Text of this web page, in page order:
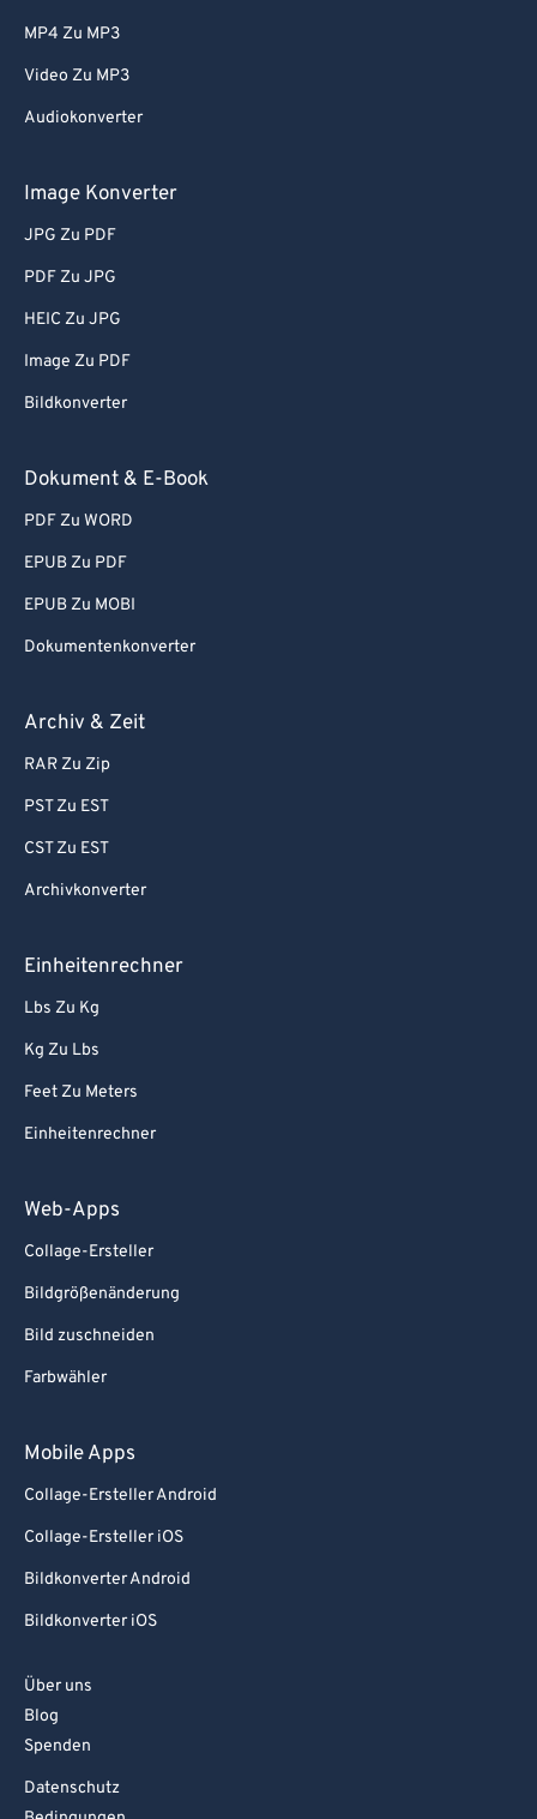
MP4 Zu MP3
Video Zu MP3
Audiokonverter
Image Konverter
JPG Zu PDF
PDF Zu JPG
HEIC Zu JPG
Image Zu PDF
Bildkonverter
Dokument & E-Book
PDF Zu WORD
EPUB Zu PDF
EPUB Zu MOBI
Dokumentenkonverter
Archiv & Zeit
RAR Zu Zip
PST Zu EST
CST Zu EST
Archivkonverter
Einheitenrechner
Lbs Zu Kg
Kg Zu Lbs
Feet Zu Meters
Einheitenrechner
Web-Apps
Collage-Ersteller
Bildgrößenänderung
Bild zuschneiden
Farbwähler
Mobile Apps
Collage-Ersteller Android
Collage-Ersteller iOS
Bildkonverter Android
Bildkonverter iOS
Über uns
Blog
Spenden
Datenschutz